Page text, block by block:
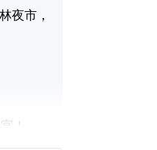
夜市，
！